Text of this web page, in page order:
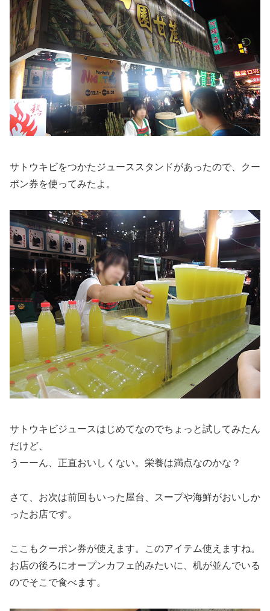
サトウキビをつかたジューススタンドがあったので、クー
ポン券を使ってみたよ。
サトウキビジュースはじめてなのでちょっと試してみたん
だけど、
うーーん、正直おいしくない。栄養は満点なのかな？
さて、お次は前回もいった屋台、スープや海鮮がおいしか
ったお店です。
ここもクーポン券が使えます。このアイテム使えますね。
お店の後ろにオープンカフェ的みたいに、机が並んでいる
のでそこで食べます。